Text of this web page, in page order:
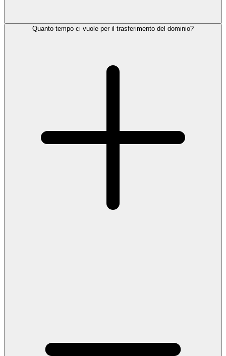
Quanto tempo ci vuole per il trasferimento del dominio?